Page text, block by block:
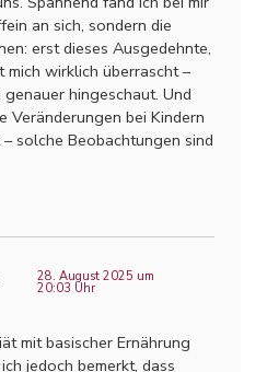
an sich, sondern die
erst dieses Ausgedehnte,
mich wirklich überrascht –
hingeschaut. Und
Veränderungen bei Kindern
solche Beobachtungen sind
28. August 2025 um
20:03 Uhr
mit basischer Ernährung
jedoch bemerkt, dass